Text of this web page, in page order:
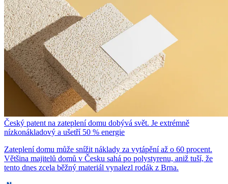
Český patent na zateplení domu dobývá svět. Je extrémně
nízkonákladový a ušetří 50 % energie
Zateplení domu může snížit náklady za vytápění až o 60 procent.
Většina majitelů domů v Česku sahá po polystyrenu, aniž tuší, že
tento dnes zcela běžný materiál vynalezl rodák z Brna.